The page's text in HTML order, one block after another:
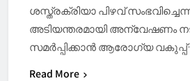
ശസ്ത്രക്രിയാ പിഴവ്
അടിയന്തരമായി അന്വേഷണം
സമര്‍പ്പിക്കാന്‍ ആരോഗ്യ
Read More